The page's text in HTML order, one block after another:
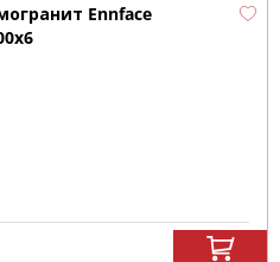
Ennface